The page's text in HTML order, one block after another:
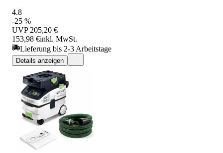
4.8
-25 %
UVP 205,20 €
153,98 €inkl. MwSt.
Lieferung bis 2-3 Arbeitstage
Details anzeigen